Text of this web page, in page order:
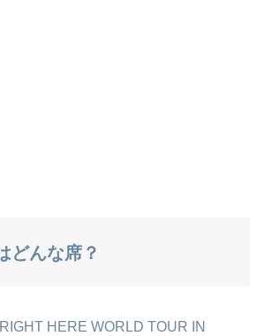
どんな席？
HERE WORLD TOUR IN